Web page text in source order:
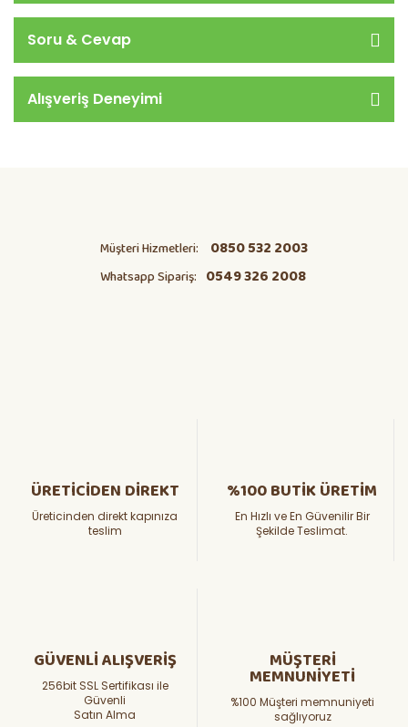
Soru & Cevap
Alışveriş Deneyimi
Müşteri Hizmetleri: 0850 532 2003
Whatsapp Sipariş: 0549 326 2008
ÜRETİCİDEN DİREKT
Üreticinden direkt kapınıza
teslim
%100 BUTİK ÜRETİM
En Hızlı ve En Güvenilir Bir
Şekilde Teslimat.
GÜVENLİ ALIŞVERİŞ
256bit SSL Sertifikası ile
Güvenli
Satın Alma
MÜŞTERİ
MEMNUNİYETİ
%100 Müşteri memnuniyeti
sağlıyoruz